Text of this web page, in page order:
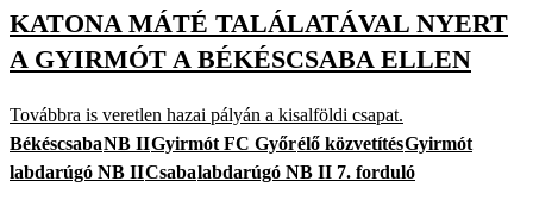
KATONA MÁTÉ TALÁLATÁVAL NYERT
A GYIRMÓT A BÉKÉSCSABA ELLEN
Továbbra is veretlen hazai pályán a kisalföldi csapat.
BékéscsabaNB IIGyirmót FC Győrélő közvetítésGyirmót
labdarúgó NB IICsabalabdarúgó NB II 7. forduló